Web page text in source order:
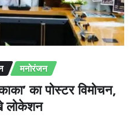
मनोरंजन
का पोस्टर विमोचन,
लोकेशन